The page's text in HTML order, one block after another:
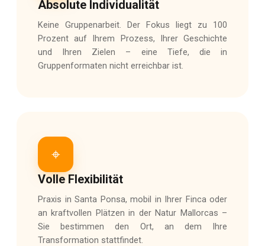
Absolute Individualität
Keine Gruppenarbeit. Der Fokus liegt zu 100
Prozent auf Ihrem Prozess, Ihrer Geschichte
und Ihren Zielen – eine Tiefe, die in
Gruppenformaten nicht erreichbar ist.
⌖
Volle Flexibilität
Praxis in Santa Ponsa, mobil in Ihrer Finca oder
an kraftvollen Plätzen in der Natur Mallorcas –
Sie bestimmen den Ort, an dem Ihre
Transformation stattfindet.